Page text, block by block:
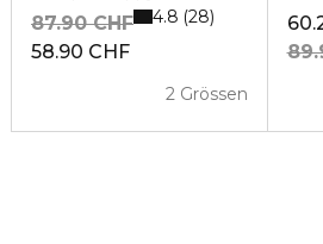
58.90 CHF
87.90 CHF
2 Grössen
4.8 28